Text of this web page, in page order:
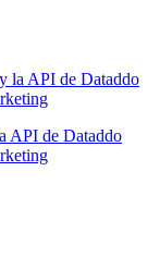
API de Dataddo